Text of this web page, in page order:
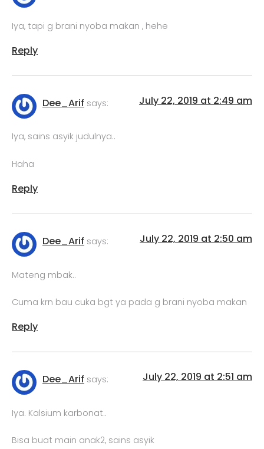
Iya, tapi g brani nyoba makan , hehe
Reply
Dee_Arif says: July 22, 2019 at 2:49 am
Iya, sains asyik judulnya..
Haha
Reply
Dee_Arif says: July 22, 2019 at 2:50 am
Mateng mbak..
Cuma krn bau cuka bgt ya pada g brani nyoba makan
Reply
Dee_Arif says: July 22, 2019 at 2:51 am
Iya. Kalsium karbonat..
Bisa buat main anak2, sains asyik